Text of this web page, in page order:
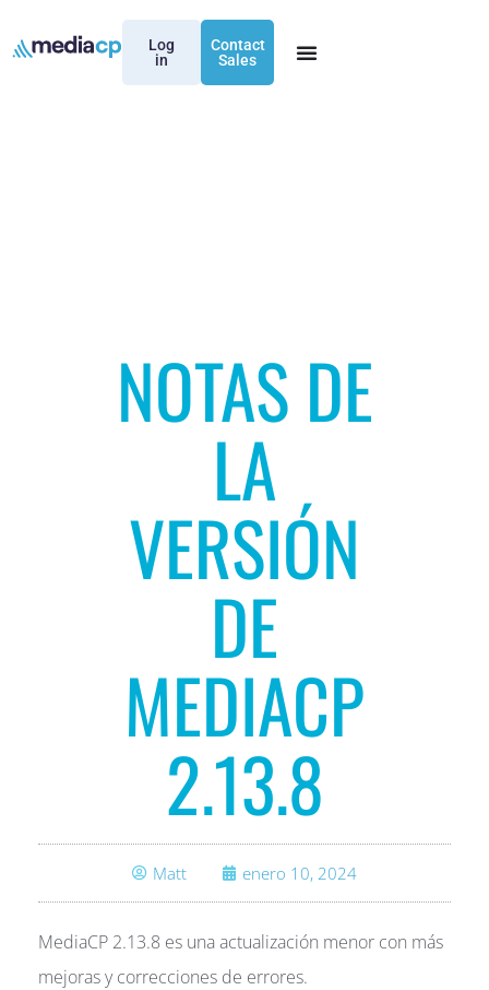
Log
in
Contact
Sales
NOTAS DE
LA
VERSIÓN
DE
MEDIACP
2.13.8
Matt enero 10, 2024
MediaCP 2.13.8 es una actualización menor con más
mejoras y correcciones de errores.